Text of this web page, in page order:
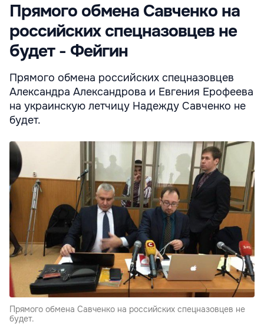
Прямого обмена Савченко на
российских спецназовцев не
будет - Фейгин
Прямого обмена российских спецназовцев
Александра Александрова и Евгения Ерофеева
на украинскую летчицу Надежду Савченко не
будет.
Прямого обмена Савченко на российских спецназовцев не
будет.